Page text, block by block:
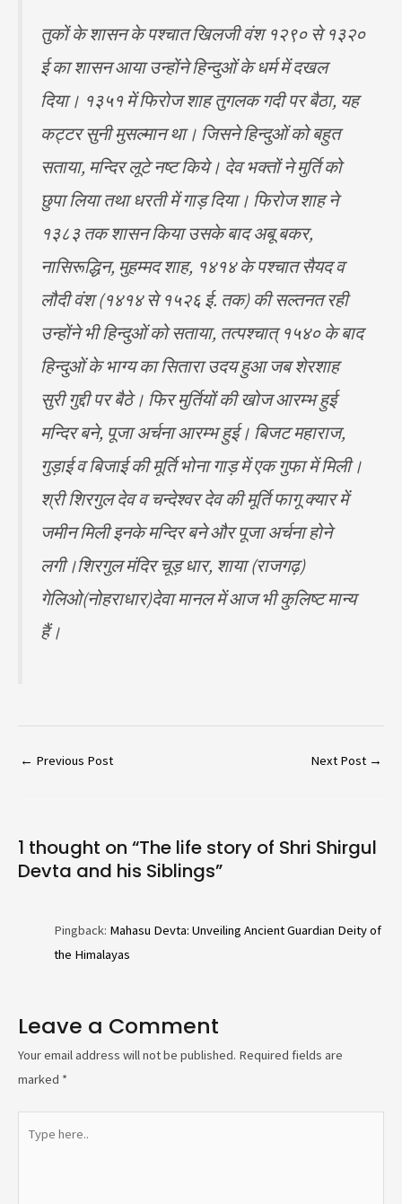
तुकों के शासन के पश्चात खिलजी वंश १२९० से १३२०
ई का शासन आया उन्होंने हिन्दुओं के धर्म में दखल
दिया। १३५१ में फिरोज शाह तुगलक गदी पर बैठा, यह
कट्टर सुनी मुसल्मान था। जिसने हिन्दुओं को बहुत
सताया, मन्दिर लूटे नष्ट किये। देव भक्तों ने मुर्ति को
छुपा लिया तथा धरती में गाड़ दिया। फिरोज शाह ने
१३८३ तक शासन किया उसके बाद अबू बकर,
नासिरूद्धिन, मुहम्मद शाह, १४१४ के पश्चात सैयद व
लौदी वंश (१४१४ से १५२६ ई. तक) की सल्तनत रही
उन्होंने भी हिन्दुओं को सताया, तत्पश्चात् १५४० के बाद
हिन्दुओं के भाग्य का सितारा उदय हुआ जब शेरशाह
सुरी गुद्दी पर बैठे। फिर मुर्तियों की खोज आरम्भ हुई
मन्दिर बने, पूजा अर्चना आरम्भ हुई। बिजट महाराज,
गुड़ाई व बिजाई की मूर्ति भोना गाड़ में एक गुफा में मिली।
श्री शिरगुल देव व चन्देश्वर देव की मूर्ति फागू क्यार में
जमीन मिली इनके मन्दिर बने और पूजा अर्चना होने
लगी।शिरगुल मंदिर चूड़ धार, शाया (राजगढ़)
गेलिओ(नोहराधार)देवा मानल में आज भी कुलिष्ट मान्य
हैं।
← Previous Post Next Post →
1 thought on “The life story of Shri Shirgul
Devta and his Siblings”
Pingback: Mahasu Devta: Unveiling Ancient Guardian Deity of
the Himalayas
Leave a Comment
Your email address will not be published. Required fields are
marked *
here..